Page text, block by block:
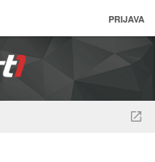
PRIJAVA